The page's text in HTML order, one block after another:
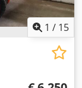
tot 13:00
1 / 15